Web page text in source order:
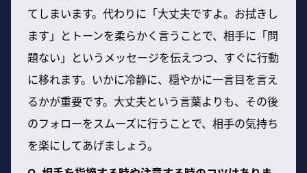
てしまいます。代わりに「大丈夫ですよ。お拭きし
ます」とトーンを柔らかく言うことで、相手に「問
題ない」というメッセージを伝えつつ、すぐに行動
に移れます。いかに冷静に、穏やかに一言目を言え
るかが重要です。大丈夫という言葉よりも、その後
のフォローをスムーズに行うことで、相手の気持ち
を楽にしてあげましょう。